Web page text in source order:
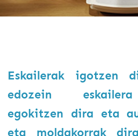
Eskailerak igotzen
edozein
egokitzen dira eta
eta moldakorrak